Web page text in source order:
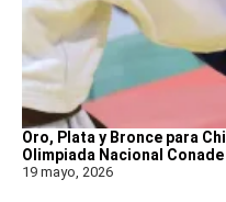
Oro, Plata y Bronce para
Olimpiada Nacional Conade
19 mayo, 2026